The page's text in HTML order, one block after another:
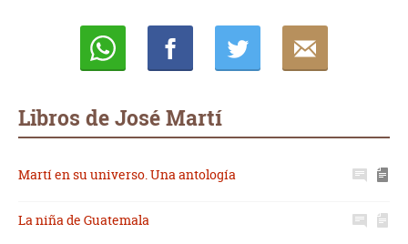
Libros de José Martí
Martí en su universo. Una antología
La niña de Guatemala